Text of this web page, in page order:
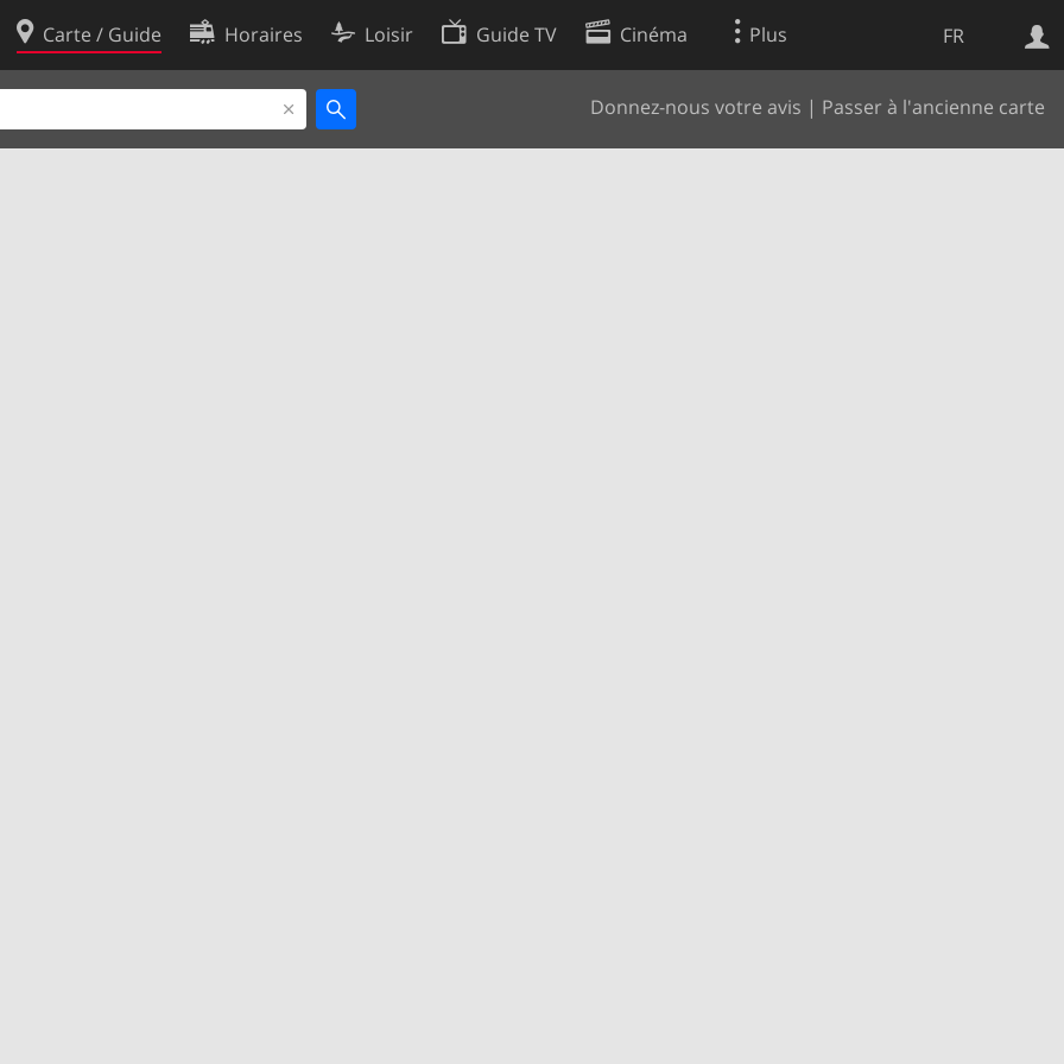
FR
Carte / Guide Horaires Loisir Guide TV Cinéma Plus
Donnez-nous votre avis | Passer à l'ancienne carte
Web
Politique en matière de cookies
Préférences de cookies